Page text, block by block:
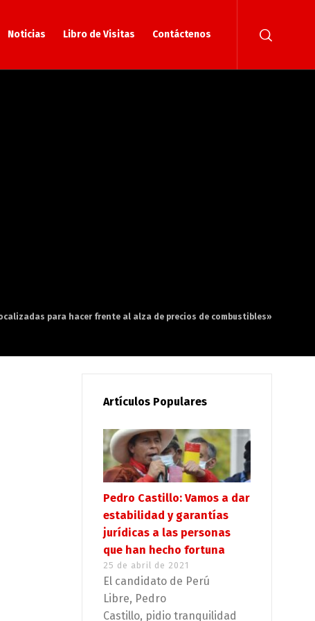
Noticias Libro de Visitas Contáctenos
para hacer frente al alza de precios de combustibles»
Artículos Populares
Pedro Castillo: Vamos a dar
estabilidad y garantías
jurídicas a las personas
que han hecho fortuna
25 de abril de 2021
El candidato de Perú
Libre, Pedro
Castillo, pidio tranquilidad